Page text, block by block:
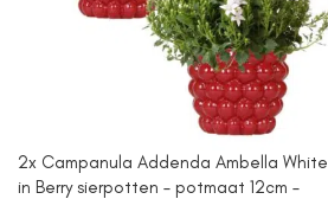
2x Campanula Addenda Ambella White
in Berry sierpotten – potmaat 12cm –